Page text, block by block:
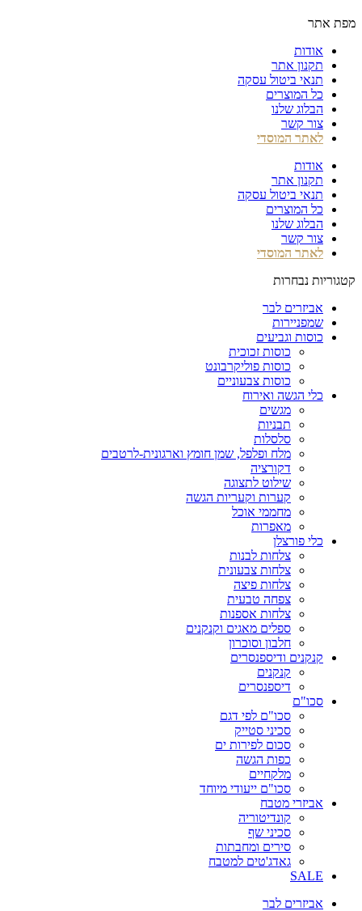
מפת אתר
אודות
תקנון אתר
תנאי ביטול עסקה
כל המוצרים
הבלוג שלנו
צור קשר
לאתר המוסדי
אודות
תקנון אתר
תנאי ביטול עסקה
כל המוצרים
הבלוג שלנו
צור קשר
לאתר המוסדי
קטגוריות נבחרות
אביזרים לבר
שמפניירות
כוסות וגביעים
כוסות זכוכית
כוסות פוליקרבונט
כוסות צבעוניים
כלי הגשה ואירוח
מגשים
תבניות
סלסלות
מלח ופלפל, שמן חומץ וארגונית-לרטבים
דקורציה
שילוט לתצוגה
קערות וקעריות הגשה
מחממי אוכל
מאפרות
כלי פורצלן
צלחות לבנות
צלחות צבעונית
צלחות פיצה
צפחה טבעית
צלחות אספנות
ספלים מאגים וקנקנים
חלבון וסוכרון
קנקנים ודיספנסרים
קנקנים
דיספנסרים
סכו"ם
סכו"ם לפי דגם
סכיני סטייק
סכום לפירות ים
כפות הגשה
מלקחיים
סכו"ם ייעודי מיוחד
אביזרי מטבח
קונדיטוריה
סכיני שף
סירים ומחבתות
גאדג'טים למטבח
SALE
אביזרים לבר